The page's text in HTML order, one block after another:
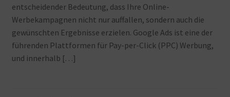
entscheidender Bedeutung, dass Ihre Online-
Werbekampagnen nicht nur auffallen, sondern auch die
gewünschten Ergebnisse erzielen. Google Ads ist eine der
führenden Plattformen für Pay-per-Click (PPC) Werbung,
und innerhalb […]